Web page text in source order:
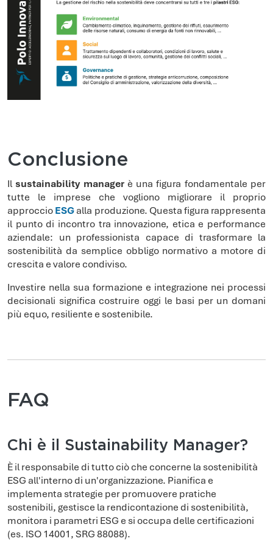
Conclusione
Il sustainability managerè una figura fondamentale per
tutte le imprese che vogliono migliorare il proprio
approccioESGalla produzione. Questa figura rappresenta
il punto di incontro tra innovazione, etica e performance
aziendale: un professionista capace di trasformare la
sostenibilità da semplice obbligo normativo a motore di
crescita e valore condiviso.
Investire nella sua formazione e integrazione nei processi
decisionali significa costruire oggi le basi per un domani
più equo, resiliente e sostenibile.
FAQ
Chi è il Sustainability Manager?
È il responsabile di tutto ciò che concerne la sostenibilità
ESG all'interno di un'organizzazione. Pianifica e
implementa strategie per promuovere pratiche
sostenibili, gestisce la rendicontazione di sostenibilità,
monitora i parametri ESG e si occupa delle certificazioni
(es. ISO 14001, SRG 88088).